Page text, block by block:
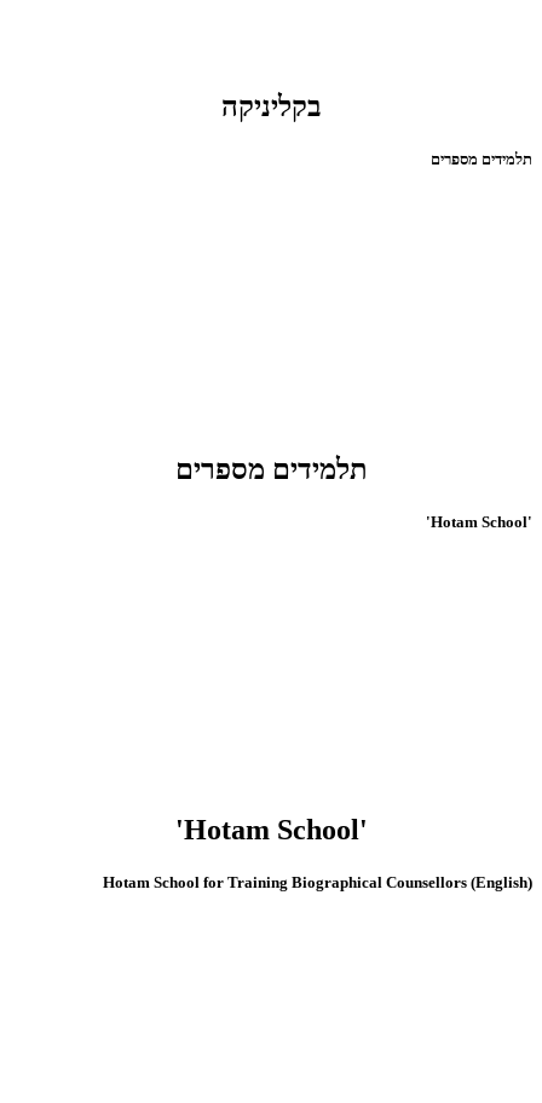
בקליניקה
תלמידים מספרים
תלמידים מספרים
'Hotam School'
'Hotam School'
(English) Hotam School for Training Biographical Counsellors